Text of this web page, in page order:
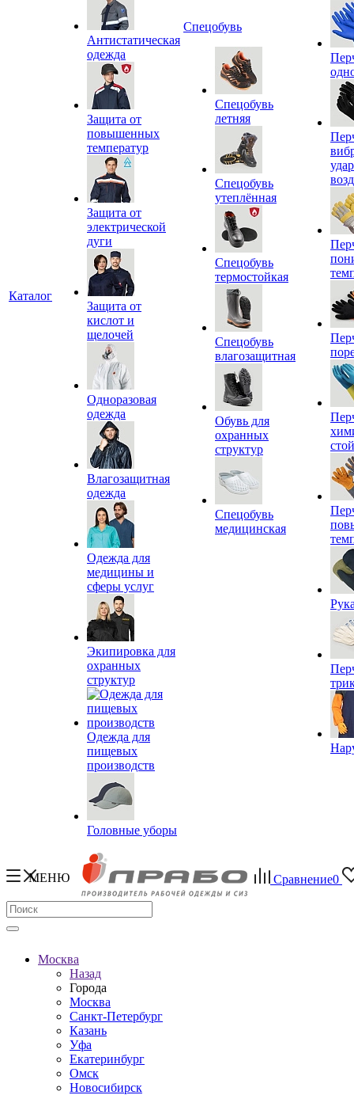
Каталог
Антистатическая
одежда
Защита от
повышенных
температур
Защита от
электрической
дуги
Защита от
кислот и
щелочей
Одноразовая
одежда
Влагозащитная
одежда
Одежда для
медицины и
сферы услуг
Экипировка для
охранных
структур
Одежда для
пищевых
производств
Головные уборы
Спецобувь
Спецобувь
летняя
Спецобувь
утеплённая
Спецобувь
термостойкая
Спецобувь
влагозащитная
Обувь для
охранных
структур
Спецобувь
медицинская
МЕНЮ Сравнение0
Москва
Назад
Города
Москва
Санкт-Петербург
Казань
Уфа
Екатеринбург
Омск
Новосибирск